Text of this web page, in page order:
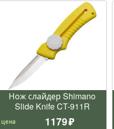
Нож слайдер Shimano
Slide Knife CT-911R
цена 1179